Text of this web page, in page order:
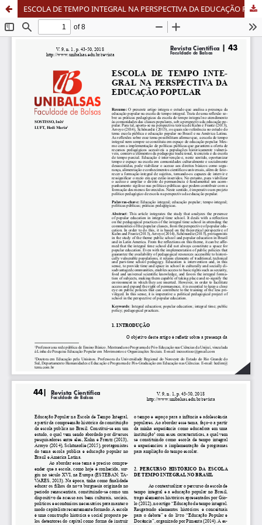
ESCOLA DE TEMPO INTEGRAL NA PERSPECTIVA DA EDUCAÇÃO POPULAR